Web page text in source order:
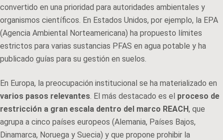
convertido en una prioridad para autoridades ambientales y
organismos científicos. En Estados Unidos, por ejemplo, la EPA
(Agencia Ambiental Norteamericana) ha propuesto límites
estrictos para varias sustancias PFAS en agua potable y ha
publicado guías para su gestión en suelos.
En Europa, la preocupación institucional se ha materializado en
varios pasos relevantes. El más destacado es el proceso de
restricción a gran escala dentro del marco REACH, que
agrupa a cinco países europeos (Alemania, Países Bajos,
Dinamarca, Noruega y Suecia) y que propone prohibir la